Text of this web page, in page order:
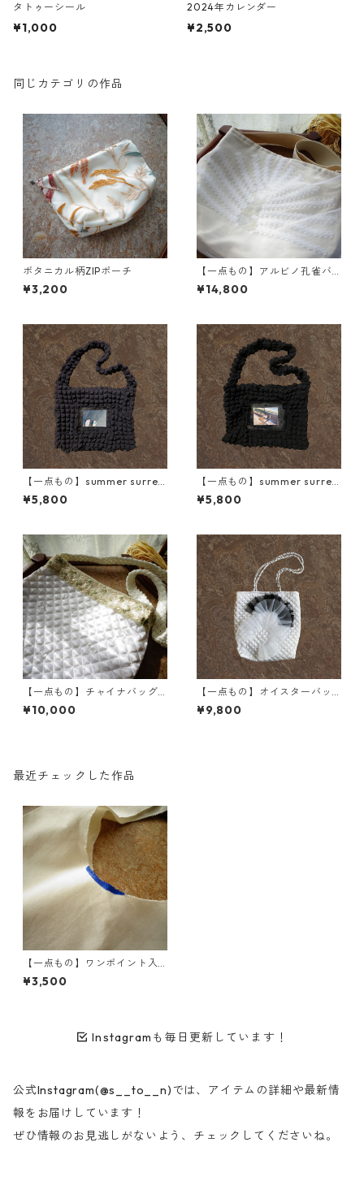
タトゥーシール
¥1,000
2024年カレンダー
¥2,500
同じカテゴリの作品
ボタニカル柄ZIPポーチ
¥3,200
【一点もの】アルビノ孔雀バ
ッグ
¥14,800
【一点もの】summer surreal
ism bag(チャコールグレー/さ
ざなみバラン)
¥5,800
【一点もの】summer surreal
ism bag(ブラック/椅子に座る
スイカ)
¥5,800
【一点もの】チャイナバッグ
(森の潤み)
¥10,000
【一点もの】オイスターバッ
グ
¥9,800
最近チェックした作品
【一点もの】ワンポイント入
りマルシェバッグ④
¥3,500
Instagramも毎日更新しています！
公式Instagram(@s__to__n)では、アイテムの詳細や最新情
報をお届けしています！
ぜひ情報のお見逃しがないよう、チェックしてくださいね。